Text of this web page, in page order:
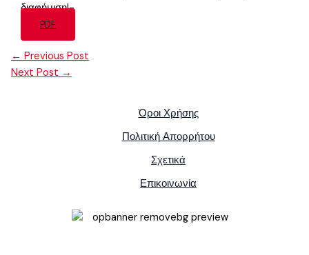
διαφήμιση!-
PDF
← Previous Post
Next Post →
Όροι Χρήσης
Πολιτική Απορρήτου
Σχετικά
Επικοινωνία